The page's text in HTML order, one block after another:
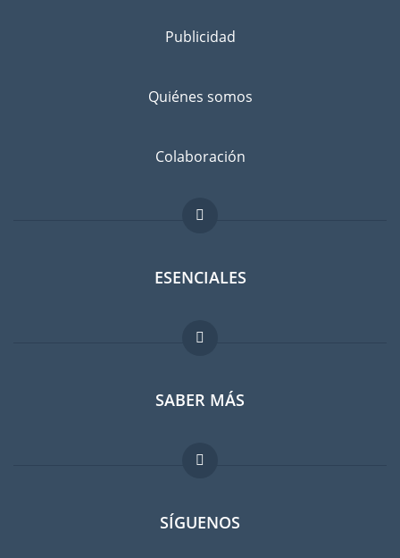
Publicidad
Quiénes somos
Colaboración
ESENCIALES
Foro para expatriados
Guia para expatriados
Trabajos en el extranjero
SABER MÁS
FAQ
SÍGUENOS